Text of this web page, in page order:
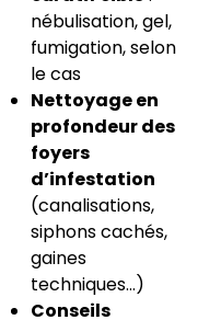
nébulisation, gel,
fumigation, selon
le cas
Nettoyage en
profondeur des
foyers
d’infestation
(canalisations,
siphons cachés,
gaines
techniques…)
Conseils